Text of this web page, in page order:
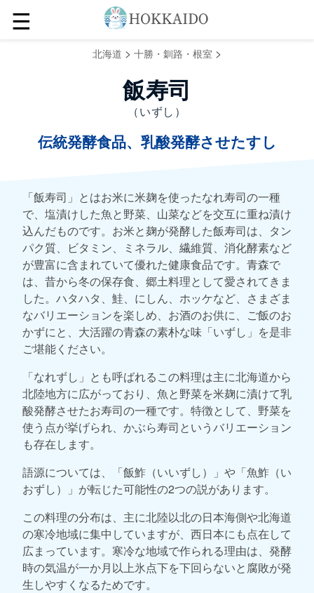
☰
北海道 > 十勝・釧路・根室 >
飯寿司
（いずし）
伝統発酵食品、乳酸発酵させたすし
「飯寿司」とはお米に米麹を使ったなれ寿司の一種
で、塩漬けした魚と野菜、山菜などを交互に重ね漬け
込んだものです。お米と麹が発酵した飯寿司は、タン
パク質、ビタミン、ミネラル、繊維質、消化酵素など
が豊富に含まれていて優れた健康食品です。青森で
は、昔から冬の保存食、郷土料理として愛されてきま
した。ハタハタ、鮭、にしん、ホッケなど、さまざま
なバリエーションを楽しめ、お酒のお供に、ご飯のお
かずにと、大活躍の青森の素朴な味「いずし」を是非
ご堪能ください。
「なれずし」とも呼ばれるこの料理は主に北海道から
北陸地方に広がっており、魚と野菜を米麹に漬けて乳
酸発酵させたお寿司の一種です。特徴として、野菜を
使う点が挙げられ、かぶら寿司というバリエーション
も存在します。
語源については、「飯鮓（いいずし）」や「魚鮓（い
おずし）」が転じた可能性の2つの説があります。
この料理の分布は、主に北陸以北の日本海側や北海道
の寒冷地域に集中していますが、西日本にも点在して
広まっています。寒冷な地域で作られる理由は、発酵
時の気温が一か月以上氷点下を下回らないと腐敗が発
生しやすくなるためです。